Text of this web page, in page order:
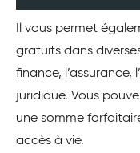
Il vous permet
gratuits dans
finance,
juridique. Vous
une somme
accès à vie.